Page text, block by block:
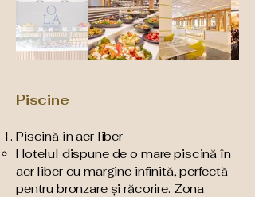
Piscine
Piscină în aer liber​
Hotelul dispune de o mare piscină în
aer liber cu margine infinită, perfectă
pentru bronzare și răcorire. Zona